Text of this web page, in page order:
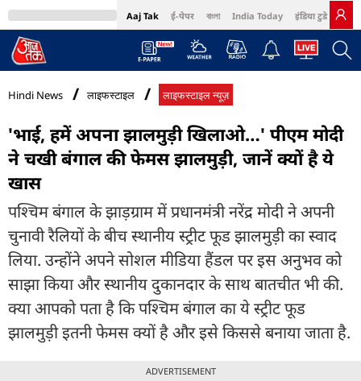
Aaj Tak ई-पेपर বাংলা India Today इंडिया टुडे हिंदी
MumbaiTak Cosmopolitan Harper's Bazaar Northeast
Hindi News लाइफस्टाइल लाइफस्टाइल न्यूज़
'भाई, हमें अपना झालमुड़ी खिलाओ…' पीएम मोदी
ने चखी बंगाल की फेमस झालमुड़ी, जानें क्यों है ये
खास
पश्चिम बंगाल के झाड़ग्राम में प्रधानमंत्री नरेंद्र मोदी ने अपनी
चुनावी रैलियों के बीच स्थानीय स्ट्रीट फूड झालमुड़ी का स्वाद
लिया. उन्होंने अपने सोशल मीडिया हैंडल पर इस अनुभव को
साझा किया और स्थानीय दुकानदार के साथ बातचीत भी की.
क्या आपको पता है कि पश्चिम बंगाल का ये स्ट्रीट फूड
झालमुड़ी इतनी फेमस क्यों है और इसे किससे बनाया जाता है.
ADVERTISEMENT